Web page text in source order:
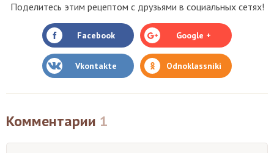
Поделитесь этим рецептом с друзьями в социальных сетях!
Facebook Google +
Vkontakte Odnoklassniki
Комментарии 1